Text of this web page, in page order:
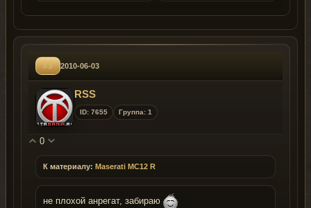
#3 2010-06-03
RSS
ID: 7655 Группа: 1
0
К материалу: Maserati MC12 R
не плохой анрегат, забираю